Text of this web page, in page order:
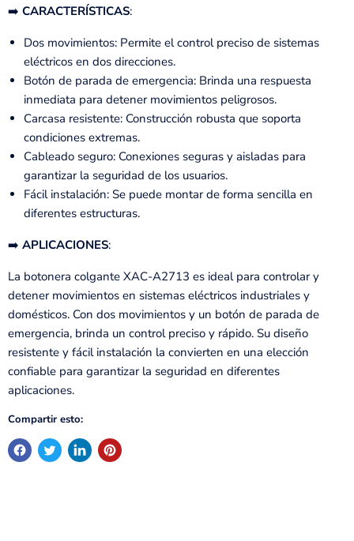
➡️ CARACTERÍSTICAS:
Dos movimientos: Permite el control preciso de sistemas
eléctricos en dos direcciones.
Botón de parada de emergencia: Brinda una respuesta
inmediata para detener movimientos peligrosos.
Carcasa resistente: Construcción robusta que soporta
condiciones extremas.
Cableado seguro: Conexiones seguras y aisladas para
garantizar la seguridad de los usuarios.
Fácil instalación: Se puede montar de forma sencilla en
diferentes estructuras.
➡️ APLICACIONES:
La botonera colgante XAC-A2713 es ideal para controlar y
detener movimientos en sistemas eléctricos industriales y
domésticos. Con dos movimientos y un botón de parada de
emergencia, brinda un control preciso y rápido. Su diseño
resistente y fácil instalación la convierten en una elección
confiable para garantizar la seguridad en diferentes
aplicaciones.
Compartir esto: